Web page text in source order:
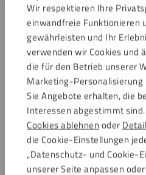
Wir respektieren Ihre
einwandfreie Funktionieren
gewährleisten und Ihr
verwenden wir Cookies und
die für den Betrieb unserer
Marketing-
Sie Angebote erhalten, die
Interessen abgestimmt
Cookies ablehnen oder
die Cookie-Einstellungen
„Datenschutz- und Cookie-
unserer Seite anpassen